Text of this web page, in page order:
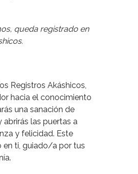
queda registrado en
Registros Akáshicos,
hacia el conocimiento
una sanación de
abrirás las puertas a
y felicidad. Este
en ti, guiado/a por tus